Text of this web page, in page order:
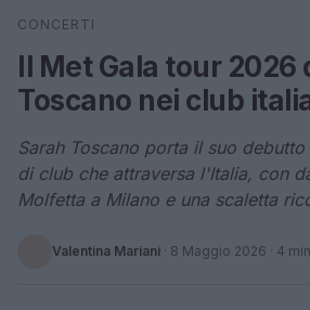
Cerca
CONCERTI
Il Met Gala tour 2026
Toscano nei club
Sarah Toscano porta il suo
di club che attraversa l'Italia, con
Molfetta a Milano e una scaletta
Valentina Mariani · 8 Maggio 2026 · 4 min